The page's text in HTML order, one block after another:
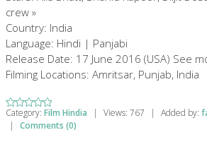
crew »
Country: India
Language: Hindi | Panjabi
Release Date: 17 June 2016 (USA) See
Filming Locations: Amritsar, Punjab, India
Category: Film Hindia | Views: 767 | Added by:
|
Comments (0)